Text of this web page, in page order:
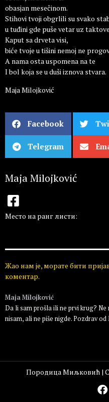
obasjan mesečinom.
Stihovi tvoji obgrlili su svako
u tuđini gde puše vetar uz
Kaput sa drveta visi,
biće tvoje u tišini nemoj ne
A nama osta uspomena na te
I bol koja se u duši iznova stvara.
Maja Milojković
Facebook
Telegram
Maja Milojković
Место на ранг листи:
Жао нам је, морате бити
коментар.
Maja Milojković
Da li sam prošla ili ne prvi krug?
nisam, ali ne piše nigde. Pozdrav od
Породица Миљковић |